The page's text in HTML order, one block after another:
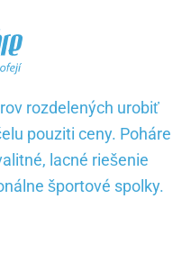
rozdelených urobiť
pouziti ceny. Poháre
lacné riešenie
športové spolky.